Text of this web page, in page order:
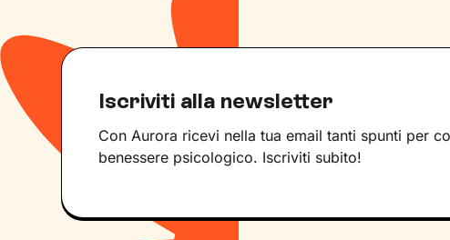
Iscriviti alla newsletter
Con Aurora ricevi nella tua email tanti spunti per
benessere psicologico. Iscriviti subito!